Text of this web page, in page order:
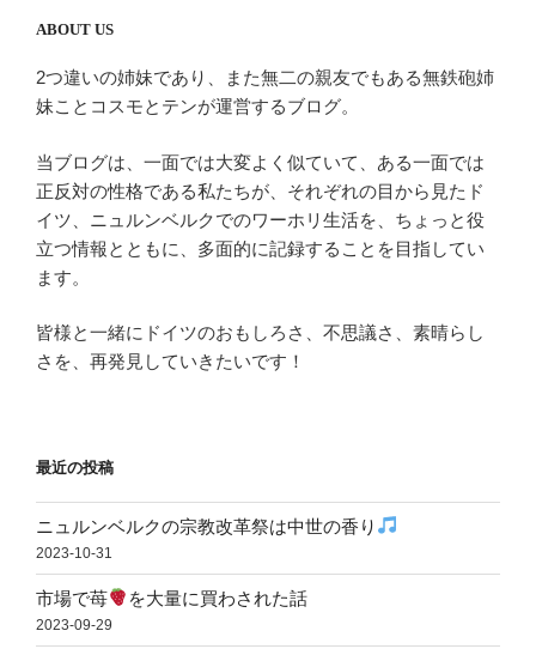
ABOUT US
2つ違いの姉妹であり、また無二の親友でもある無鉄砲姉
妹ことコスモとテンが運営するブログ。
当ブログは、一面では大変よく似ていて、ある一面では
正反対の性格である私たちが、それぞれの目から見たド
イツ、ニュルンベルクでのワーホリ生活を、ちょっと役
立つ情報とともに、多面的に記録することを目指してい
ます。
皆様と一緒にドイツのおもしろさ、不思議さ、素晴らし
さを、再発見していきたいです！
最近の投稿
ニュルンベルクの宗教改革祭は中世の香り
2023-10-31
市場で苺 を大量に買わされた話
2023-09-29